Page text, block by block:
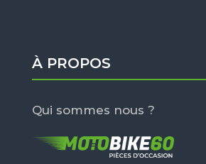
À PROPOS
Qui sommes nous ?